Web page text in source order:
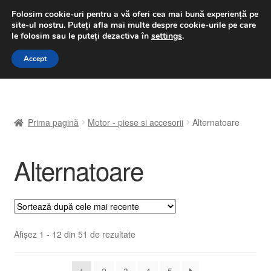
LIVRARE de la 33 lei
luni-vineri 9 a.m. - 4 p.m.031 229 6816
Sari
Sari
A lua legatura
Contul meu
Coș
Despre noi
Finalizare comandă
Prima pagină Motor - piese si accesorii Alternatoare
Alternatoare
Afișez 1 - 12 din 51 de rezultateSortat
Folosim cookie-uri pentru a vă oferi cea mai bună experiență pe
site-ul nostru. Puteți afla mai multe despre cookie-urile pe care
le folosim sau le puteți dezactiva în settings.
Accept